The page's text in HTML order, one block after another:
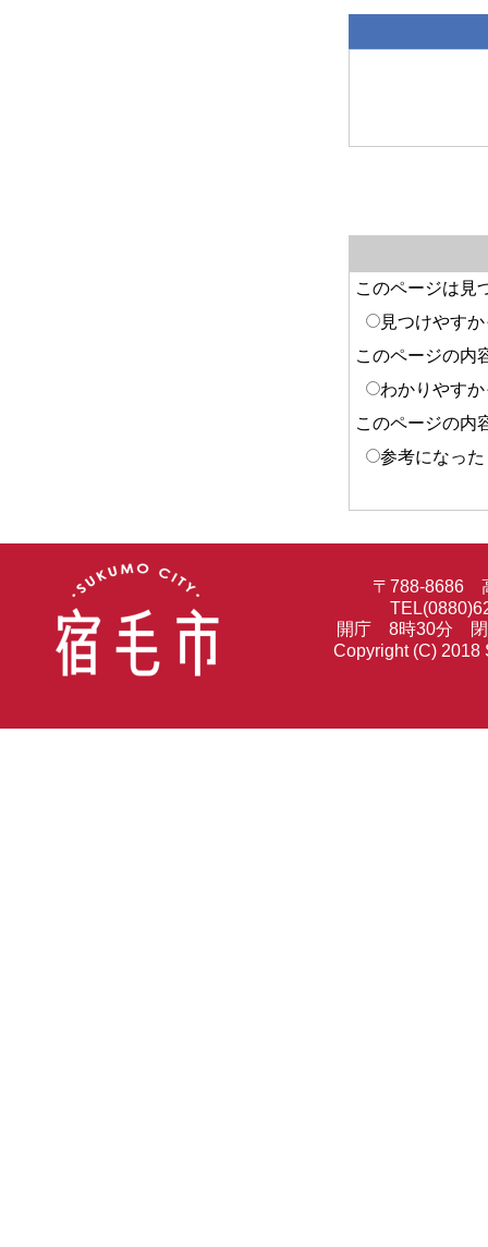
このページは見
見つけやす
このページの内
わかりやす
このページの内
参考になった
〒788-8686
開庁 8時30分 閉
Copyright (C) 2018